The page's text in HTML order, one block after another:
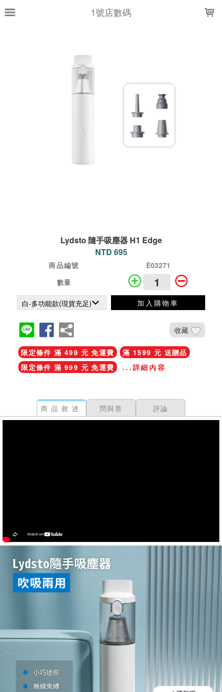
1號店數碼
Lydsto 隨手吸塵器 H1 Edge
NTD 695
商品編號
E03271
數量
加入購物車
收藏
限定條件 滿 499 元 免運費
滿 1599 元 送贈品
限定條件 滿 999 元 免運費
...詳細內容
商品敘述 問與答 評論